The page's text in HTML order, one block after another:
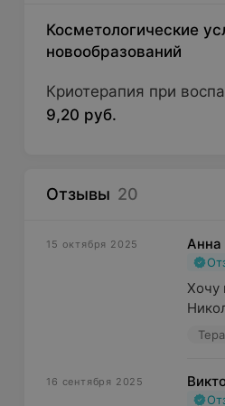
Косметологические
новообразований
Криотерапия при
9,20 руб.
Отзывы 20
15 октября 2025 Анна
Хочу
16 сентября 2025